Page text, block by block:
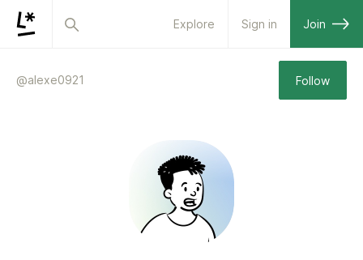
Explore Sign in Join
@alexe0921 Follow